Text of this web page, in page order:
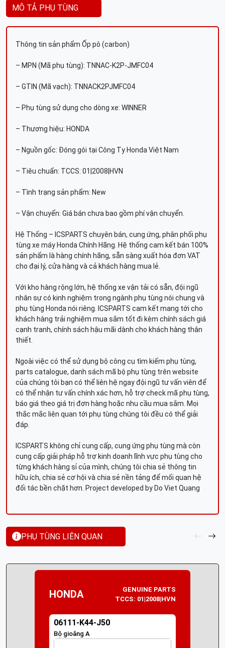
MÔ TẢ PHỤ TÙNG
Thông tin sản phẩm Ốp pô (carbon)
– MPN (Mã phụ tùng): TNNAC-K2P-JMFC04
– GTIN (Mã vạch): TNNACK2PJMFC04
– Phụ tùng sử dụng cho dòng xe: WINNER
– Thương hiệu: HONDA
– Nguồn gốc: Đóng gói tại Công Ty Honda Việt Nam
– Tiêu chuẩn: TCCS: 01|2008|HVN
– Tình trạng sản phẩm: New
– Vận chuyển: Giá bán chưa bao gồm phí vận chuyển.
Hệ Thống – ICSPARTS chuyên bán, cung ứng, phân phối phụ
tùng xe máy Honda Chính Hãng. Hệ thống cam kết bán 100%
sản phẩm là hàng chính hãng, sẵn sàng xuất hóa đơn VAT
cho đại lý, cửa hàng và cả khách hàng mua lẻ.
Với kho hàng rộng lớn, hệ thống xe vận tải có sẵn, đội ngũ
nhân sự có kinh nghiệm trong ngành phụ tùng nói chung và
phụ tùng Honda nói riêng. ICSPARTS cam kết mang tới cho
khách hàng trải nghiệm mua sắm tốt đi kèm chính sách giá
cạnh tranh, chính sách hậu mãi dành cho khách hàng thân
thiết.
Ngoài việc có thể sử dụng bộ công cụ tìm kiếm phụ tùng,
parts catalogue, danh sách mã bộ phụ tùng trên website
của chúng tôi bạn có thể liên hệ ngay đội ngũ tư vấn viên để
có thể nhận tư vấn chính xác hơn, hỗ trợ check mã phụ tùng,
báo giá theo giá trị đơn hàng hoặc nhu cầu mua sắm. Mọi
thắc mắc liên quan tới phụ tùng chúng tôi đều có thể giải
đáp.
ICSPARTS không chỉ cung cấp, cung ứng phụ tùng mà còn
cung cấp giải pháp hỗ trợ kinh doanh lĩnh vực phụ tùng cho
từng khách hàng sỉ của mình, chúng tôi chia sẻ thông tin
hữu ích, chia sẻ cơ hội và chia sẻ nền tảng để mối quan hệ
đối tác bền chặt hơn. Project developed by Do Viet Quang
PHỤ TÙNG LIÊN QUAN
HONDA
GENUINE PARTS
TCCS: 01|2008|HVN
06111-K44-J50
Bộ gioăng A